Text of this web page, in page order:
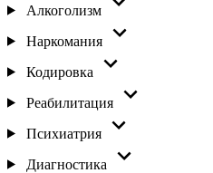
Алкоголизм
Наркомания
Кодировка
Реабилитация
Психиатрия
Диагностика